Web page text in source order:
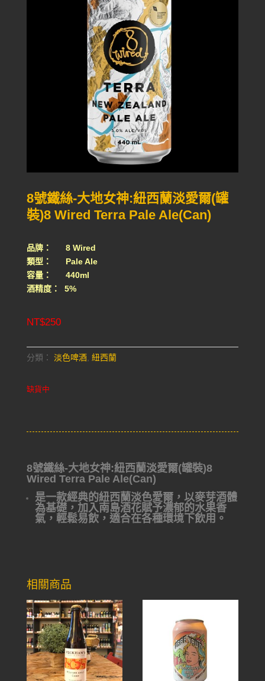
8號鐵絲-大地女神:紐西蘭淡愛爾(罐
裝)8 Wired Terra Pale Ale(Can)
品牌： 8 Wired
類型： Pale Ale
容量： 440ml
酒精度： 5%
NT$250
分類： 淡色啤酒, 紐西蘭
缺貨中
8號鐵絲-大地女神:紐西蘭淡愛爾(罐裝)8
Wired Terra Pale Ale(Can)
是一款經典的紐西蘭淡色愛爾，以麥芽酒體
為基礎，加入南島酒花賦予濃郁的水果香
氣，輕鬆易飲，適合在各種環境下飲用。
相關商品